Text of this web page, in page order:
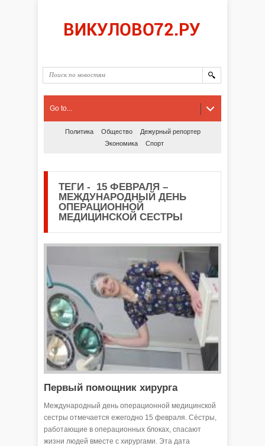
Go to...
Политика Общество
Дежурный репортер
Экономика
Спорт
ТЕГИ - 15 ФЕВРАЛЯ –
МЕЖДУНАРОДНЫЙ ДЕНЬ
ОПЕРАЦИОННОЙ
МЕДИЦИНСКОЙ СЕСТРЫ
Первый помощник хирурга
Международный день операционной медицинской
сестры отмечается ежегодно 15 февраля. Сёстры,
работающие в операционных блоках, спасают
жизни людей вместе с хирургами. Эта дата